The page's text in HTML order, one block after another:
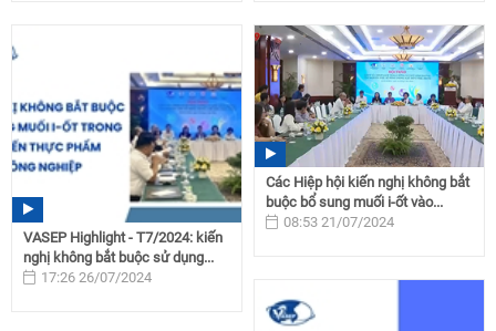
VASEP Highlight - T7/2024: kiến
nghị không bắt buộc sử dụng...
17:26 26/07/2024
Các Hiệp hội kiến nghị không bắt
buộc bổ sung muối i-ốt vào...
08:53 21/07/2024